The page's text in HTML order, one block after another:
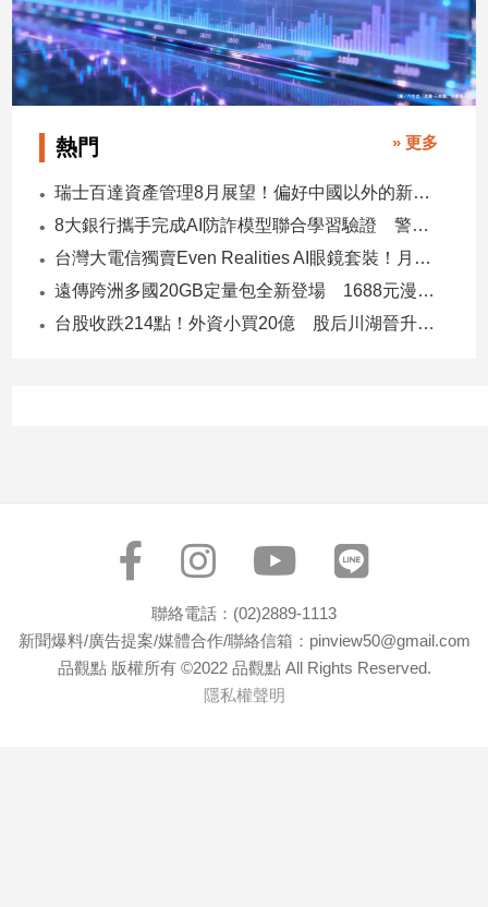
【我
的
觀
點】
熱門 » 更多
瑞士百達資產管理8月展望！偏好中國以外的新興市場 看好這些產業
8大銀行攜手完成AI防詐模型聯合學習驗證 警示帳戶準確度提升2倍
台灣大電信獨賣Even Realities AI眼鏡套裝！月付1399元 專案價3990
遠傳跨洲多國20GB定量包全新登場 1688元漫遊逾百國家！
台股收跌214點！外資小買20億 股后川湖晉升萬金股
聯絡電話：(02)2889-1113
新聞爆料/廣告提案/媒體合作/聯絡信箱：pinview50@gmail.com
品觀點 版權所有 ©2022 品觀點 All Rights Reserved.
隱私權聲明